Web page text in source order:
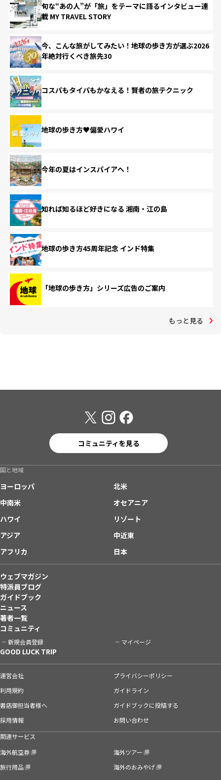
旬な“あの人”が「旅」をテーマに語るインタビュー連
載 MY TRAVEL STORY
今、こんな旅がしてみたい！地球の歩き方が選ぶ2026
年絶対行くべき旅先30
コスパもタイパもかなえる！賢者の旅テクニック
地球の歩き方♥偏愛ハワイ
今年の夏はインスパイアへ！
知れば知るほど好きになる 湘南・江の島
地球の歩き方45周年記念 インド特集
「地球の歩き方」シリーズ広告のご案内
もっと見る
コミュニティを見る
国と地域
ヨーロッパ
北米
中南米
オセアニア
ハワイ
リゾート
アジア
中近東
アフリカ
日本
ウェブマガジン
特派員ブログ
ガイドブック
ニュース
著者一覧
コミュニティ
新規会員登録 マイページ
GOOD LUCK TRIP
運営会社
プライバシーポリシー
利用規約
ガイドライン
書店御担当者様へ
ガイドブックに投稿する
採用情報
お問い合わせ
関連サービス
海外航空券
海外ツアー
旅行用品
海外のおみやげ